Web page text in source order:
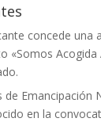
concede una
«Somos Acogida
de Emancipación
en la